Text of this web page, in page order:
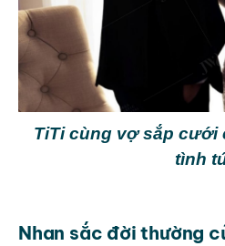
TiTi cùng vợ sắp cưới
tình
Nhan sắc đời thường